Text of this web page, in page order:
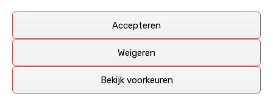
Accepteren
Weigeren
Bekijk voorkeuren
Deze recensies zijn dan ook vooral vrij pretentieloze
aangevuld met een groeiende kennis over de kunde én de
kunst van het maken van film.